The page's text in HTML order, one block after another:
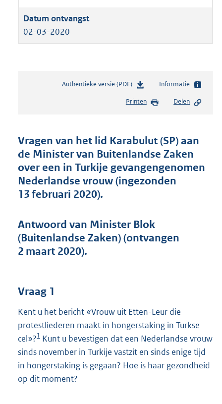
02-03-2020
Authentieke versie (PDF)b
s
n
d
s
g
r
o
t
e
:
Informatie
Printen Delen
Vragen van het lid Karabulut (SP) aan
de Minister van Buitenlandse Zaken
over een in Turkije gevangengenomen
Nederlandse vrouw (ingezonden
13 februari 2020).
Antwoord van Minister Blok
(Buitenlandse Zaken) (ontvangen
2 maart 2020).
Vraag 1
Kent u het bericht «Vrouw uit Etten-Leur die
protestliederen maakt in hongerstaking in Turkse
cel»?1 Kunt u bevestigen dat een Nederlandse vrouw
sinds november in Turkije vastzit en sinds enige tijd
in hongerstaking is gegaan? Hoe is haar gezondheid
op dit moment?